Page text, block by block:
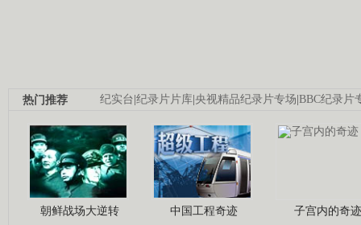
纪实台|纪录片片库|央视精品纪录片专场|BBC纪录片
热门推荐
朝鲜战场大逆转 中国工程奇迹 子宫内的奇迹